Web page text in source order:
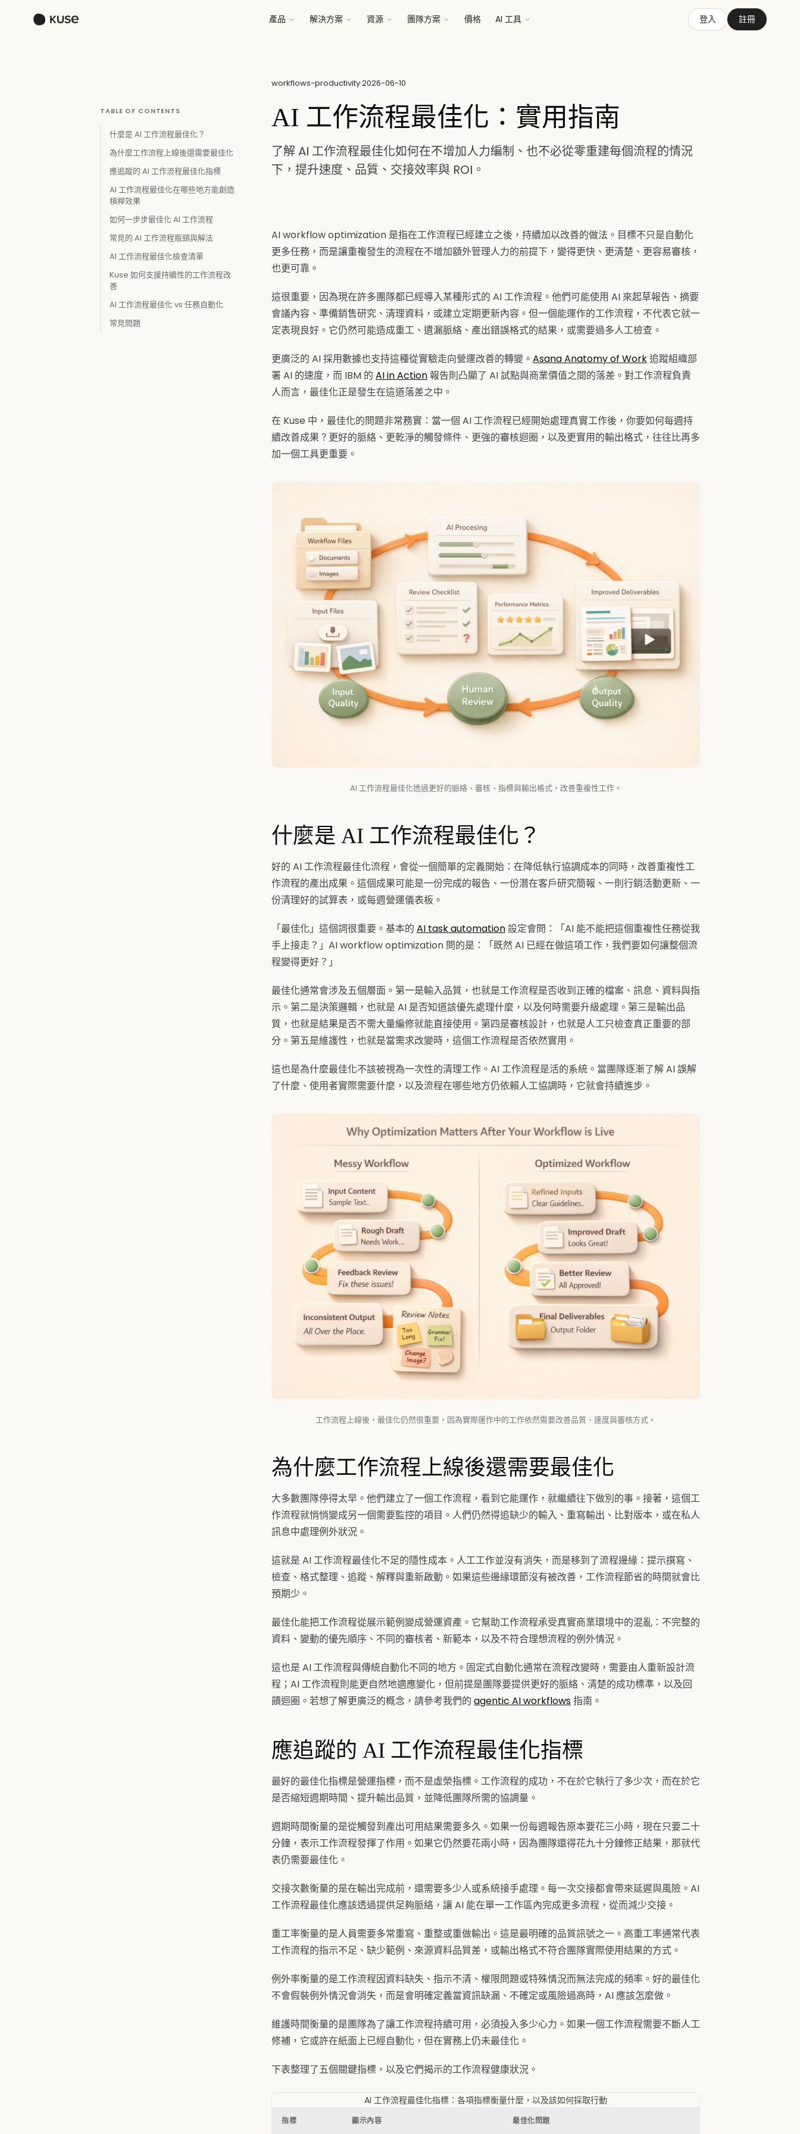
產品 解決方案 資源 團隊方案 價格 AI 工具 登入 註冊
workflows-productivity·2026-06-10
AI 工作流程最佳化：實用指南
了解 AI 工作流程最佳化如何在不增加人力編制、也不必從零重建每個流程的情況
下，提升速度、品質、交接效率與 ROI。
TABLE OF CONTENTS
什麼是 AI 工作流程最佳化？
為什麼工作流程上線後還需要最佳化
應追蹤的 AI 工作流程最佳化指標
AI 工作流程最佳化在哪些地方能創造
槓桿效果
如何一步步最佳化 AI 工作流程
常見的 AI 工作流程瓶頸與解法
AI 工作流程最佳化檢查清單
Kuse 如何支援持續性的工作流程改
善
AI 工作流程最佳化 vs 任務自動化
常見問題
AI workflow optimization 是指在工作流程已經建立之後，持續加以改善的做法。目標不只是自動化
更多任務，而是讓重複發生的流程在不增加額外管理人力的前提下，變得更快、更清楚、更容易審核，
也更可靠。
這很重要，因為現在許多團隊都已經導入某種形式的 AI 工作流程。他們可能使用 AI 來起草報告、摘要
會議內容、準備銷售研究、清理資料，或建立定期更新內容。但一個能運作的工作流程，不代表它就一
定表現良好。它仍然可能造成重工、遺漏脈絡、產出錯誤格式的結果，或需要過多人工檢查。
更廣泛的 AI 採用數據也支持這種從實驗走向營運改善的轉變。 Asana Anatomy of Work追蹤組織部
署 AI 的速度，而 IBM 的 AI in Action報告則凸顯了 AI 試點與商業價值之間的落差。對工作流程負責
人而言，最佳化正是發生在這道落差之中。
在 Kuse 中，最佳化的問題非常務實：當一個 AI 工作流程已經開始處理真實工作後，你要如何每週持
續改善成果？更好的脈絡、更乾淨的觸發條件、更強的審核迴圈，以及更實用的輸出格式，往往比再多
加一個工具更重要。
AI 工作流程最佳化透過更好的脈絡、審核、指標與輸出格式，改善重複性工作。
什麼是 AI 工作流程最佳化？
好的 AI 工作流程最佳化流程，會從一個簡單的定義開始：在降低執行協調成本的同時，改善重複性工
作流程的產出成果。這個成果可能是一份完成的報告、一份潛在客戶研究簡報、一則行銷活動更新、一
份清理好的試算表，或每週營運儀表板。
「最佳化」這個詞很重要。基本的 AI task automation設定會問：「AI 能不能把這個重複性任務從我
手上接走？」AI workflow optimization 問的是：「既然 AI 已經在做這項工作，我們要如何讓整個流
程變得更好？」
最佳化通常會涉及五個層面。第一是輸入品質，也就是工作流程是否收到正確的檔案、訊息、資料與指
示。第二是決策邏輯，也就是 AI 是否知道該優先處理什麼，以及何時需要升級處理。第三是輸出品
質，也就是結果是否不需大量編修就能直接使用。第四是審核設計，也就是人工只檢查真正重要的部
分。第五是維護性，也就是當需求改變時，這個工作流程是否依然實用。
這也是為什麼最佳化不該被視為一次性的清理工作。AI 工作流程是活的系統。當團隊逐漸了解 AI 誤解
了什麼、使用者實際需要什麼，以及流程在哪些地方仍依賴人工協調時，它就會持續進步。
工作流程上線後，最佳化仍然很重要，因為實際運作中的工作依然需要改善品質、速度與審核方式。
為什麼工作流程上線後還需要最佳化
大多數團隊停得太早。他們建立了一個工作流程，看到它能運作，就繼續往下做別的事。接著，這個工
作流程就悄悄變成另一個需要監控的項目。人們仍然得追缺少的輸入、重寫輸出、比對版本，或在私人
訊息中處理例外狀況。
這就是 AI 工作流程最佳化不足的隱性成本。人工工作並沒有消失，而是移到了流程邊緣：提示撰寫、
檢查、格式整理、追蹤、解釋與重新啟動。如果這些邊緣環節沒有被改善，工作流程節省的時間就會比
預期少。
最佳化能把工作流程從展示範例變成營運資產。它幫助工作流程承受真實商業環境中的混亂：不完整的
資料、變動的優先順序、不同的審核者、新範本，以及不符合理想流程的例外情況。
這也是 AI 工作流程與傳統自動化不同的地方。固定式自動化通常在流程改變時，需要由人重新設計流
程；AI 工作流程則能更自然地適應變化，但前提是團隊要提供更好的脈絡、清楚的成功標準，以及回
饋迴圈。若想了解更廣泛的概念，請參考我們的 agentic AI workflows指南。
應追蹤的 AI 工作流程最佳化指標
最好的最佳化指標是營運指標，而不是虛榮指標。工作流程的成功，不在於它執行了多少次，而在於它
是否縮短週期時間、提升輸出品質，並降低團隊所需的協調量。
週期時間衡量的是從觸發到產出可用結果需要多久。如果一份每週報告原本要花三小時，現在只要二十
分鐘，表示工作流程發揮了作用。如果它仍然要花兩小時，因為團隊還得花九十分鐘修正結果，那就代
表仍需要最佳化。
交接次數衡量的是在輸出完成前，還需要多少人或系統接手處理。每一次交接都會帶來延遲與風險。AI
工作流程最佳化應該透過提供足夠脈絡，讓 AI 能在單一工作區內完成更多流程，從而減少交接。
重工率衡量的是人員需要多常重寫、重整或重做輸出。這是最明確的品質訊號之一。高重工率通常代表
工作流程的指示不足、缺少範例、來源資料品質差，或輸出格式不符合團隊實際使用結果的方式。
例外率衡量的是工作流程因資料缺失、指示不清、權限問題或特殊情況而無法完成的頻率。好的最佳化
不會假裝例外情況會消失，而是會明確定義當資訊缺漏、不確定或風險過高時，AI 應該怎麼做。
維護時間衡量的是團隊為了讓工作流程持續可用，必須投入多少心力。如果一個工作流程需要不斷人工
修補，它或許在紙面上已經自動化，但在實務上仍未最佳化。
下表整理了五個關鍵指標，以及它們揭示的工作流程健康狀況。
AI 工作流程最佳化指標：各項指標衡量什麼，以及該如何採取行動
指標 顯示內容 最佳化問題